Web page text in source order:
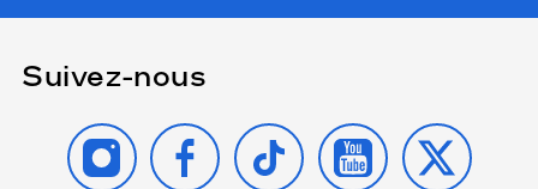
Suivez-nous
INSTAGRAMFACEBOOK
TIKTOK YOUTUBE
X